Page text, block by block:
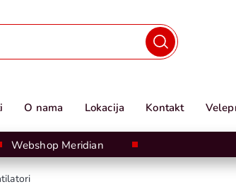
O nama Lokacija Kontakt
Webshop Meridian